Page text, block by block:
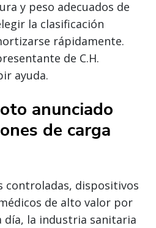
y peso adecuados de
la clasificación
rápidamente.
de C.H.
ayuda.
anunciado
de carga
controladas, dispositivos
de alto valor por
día, la industria sanitaria